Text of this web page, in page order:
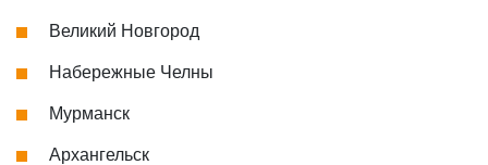
Великий Новгород
Набережные Челны
Мурманск
Архангельск